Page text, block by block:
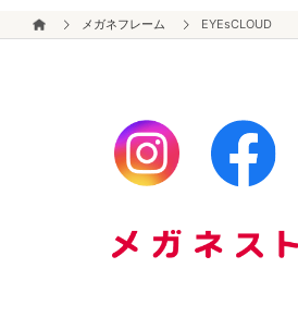
メガネフレーム EYEsCLOUD